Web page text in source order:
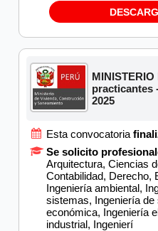
practicantes
2025
Esta convocatoria
Se solicito
Arquitectura, Ciencias
Contabilidad, Derecho,
Ingeniería ambiental,
sistemas, Ingeniería
económica, Ingeniería
industrial, Ingenierí